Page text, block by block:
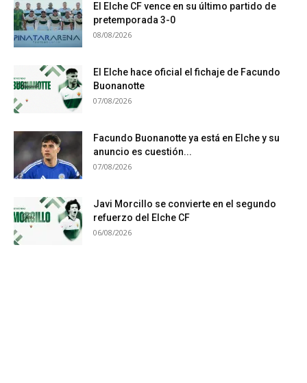
El Elche CF vence en su último partido de
pretemporada 3-0
08/08/2026
El Elche hace oficial el fichaje de Facundo
Buonanotte
07/08/2026
Facundo Buonanotte ya está en Elche y su
anuncio es cuestión...
07/08/2026
Javi Morcillo se convierte en el segundo
refuerzo del Elche CF
06/08/2026